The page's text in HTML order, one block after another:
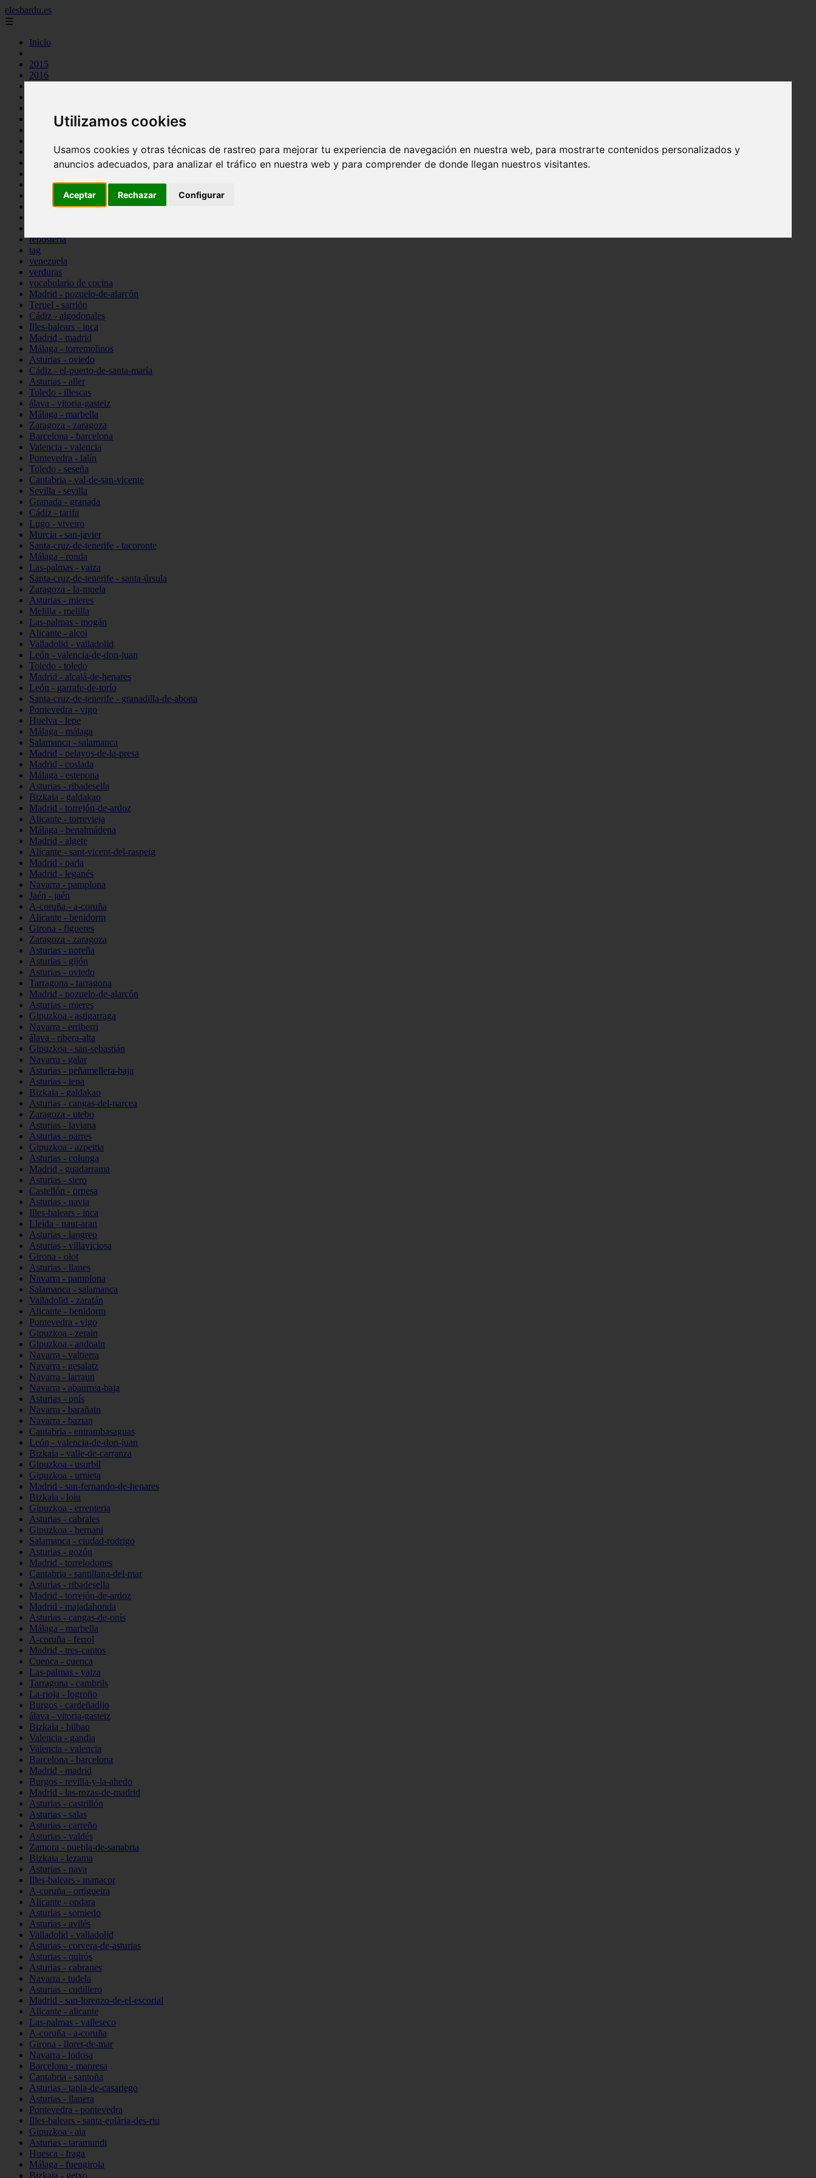
Utilizamos cookies
Usamos cookies y otras técnicas de rastreo para mejorar tu experiencia de navegación en nuestra web, para mostrarte contenidos personalizados y
anuncios adecuados, para analizar el tráfico en nuestra web y para comprender de donde llegan nuestros visitantes.
Aceptar Rechazar Configurar
elesbardu.es
☰
Inicio
2015
2016
cocina casera
espana
huevos
pescado
reposteria
tag
venezuela
verduras
vocabulario de cocina
Madrid - pozuelo-de-alarcón
Teruel - sarrión
Cádiz - algodonales
Illes-balears - inca
Madrid - madrid
Málaga - torremolinos
Asturias - oviedo
Cádiz - el-puerto-de-santa-maría
Asturias - aller
Toledo - illescas
álava - vitoria-gasteiz
Málaga - marbella
Zaragoza - zaragoza
Barcelona - barcelona
Valencia - valencia
Pontevedra - lalín
Toledo - seseña
Cantabria - val-de-san-vicente
Sevilla - sevilla
Granada - granada
Cádiz - tarifa
Lugo - viveiro
Murcia - san-javier
Santa-cruz-de-tenerife - tacoronte
Málaga - ronda
Las-palmas - yaiza
Santa-cruz-de-tenerife - santa-úrsula
Zaragoza - la-muela
Asturias - mieres
Melilla - melilla
Las-palmas - mogán
Alicante - alcoi
Valladolid - valladolid
León - valencia-de-don-juan
Toledo - toledo
Madrid - alcalá-de-henares
León - garrafe-de-torío
Santa-cruz-de-tenerife - granadilla-de-abona
Pontevedra - vigo
Huelva - lepe
Málaga - málaga
Salamanca - salamanca
Madrid - pelayos-de-la-presa
Madrid - coslada
Málaga - estepona
Asturias - ribadesella
Bizkaia - galdakao
Madrid - torrejón-de-ardoz
Alicante - torrevieja
Málaga - benalmádena
Madrid - algete
Alicante - sant-vicent-del-raspeig
Madrid - parla
Madrid - leganés
Navarra - pamplona
Jaén - jaén
A-coruña - a-coruña
Alicante - benidorm
Girona - figueres
Zaragoza - zaragoza
Asturias - noreña
Asturias - gijón
Asturias - oviedo
Tarragona - tarragona
Madrid - pozuelo-de-alarcón
Asturias - mieres
Gipuzkoa - astigarraga
Navarra - erriberri
álava - ribera-alta
Gipuzkoa - san-sebastián
Navarra - galar
Asturias - peñamellera-baja
Asturias - lena
Bizkaia - galdakao
Asturias - cangas-del-narcea
Zaragoza - utebo
Asturias - laviana
Asturias - parres
Gipuzkoa - azpeitia
Asturias - colunga
Madrid - guadarrama
Asturias - siero
Castellón - orpesa
Asturias - navia
Illes-balears - inca
Lleida - naut-aran
Asturias - langreo
Asturias - villaviciosa
Girona - olot
Asturias - llanes
Navarra - pamplona
Salamanca - salamanca
Valladolid - zaratán
Alicante - benidorm
Pontevedra - vigo
Gipuzkoa - zerain
Gipuzkoa - andoain
Navarra - valtierra
Navarra - gesalatz
Navarra - larraun
Navarra - abaurrea-baja
Asturias - onís
Navarra - barañain
Navarra - baztan
Cantabria - entrambasaguas
León - valencia-de-don-juan
Bizkaia - valle-de-carranza
Gipuzkoa - usurbil
Gipuzkoa - urnieta
Madrid - san-fernando-de-henares
Bizkaia - loiu
Gipuzkoa - errenteria
Asturias - cabrales
Gipuzkoa - hernani
Salamanca - ciudad-rodrigo
Asturias - gozón
Madrid - torrelodones
Cantabria - santillana-del-mar
Asturias - ribadesella
Madrid - torrejón-de-ardoz
Madrid - majadahonda
Asturias - cangas-de-onís
Málaga - marbella
A-coruña - ferrol
Madrid - tres-cantos
Cuenca - cuenca
Las-palmas - yaiza
Tarragona - cambrils
La-rioja - logroño
Burgos - cardeñadijo
álava - vitoria-gasteiz
Bizkaia - bilbao
Valencia - gandia
Valencia - valencia
Barcelona - barcelona
Madrid - madrid
Burgos - revilla-y-la-ahedo
Madrid - las-rozas-de-madrid
Asturias - castrillón
Asturias - salas
Asturias - carreño
Asturias - valdés
Zamora - puebla-de-sanabria
Bizkaia - lezama
Asturias - nava
Illes-balears - manacor
A-coruña - ortigueira
Alicante - ondara
Asturias - somiedo
Asturias - avilés
Valladolid - valladolid
Asturias - corvera-de-asturias
Asturias - quirós
Asturias - cabranes
Navarra - tudela
Asturias - cudillero
Madrid - san-lorenzo-de-el-escorial
Alicante - alicante
Las-palmas - valleseco
A-coruña - a-coruña
Girona - lloret-de-mar
Navarra - lodosa
Barcelona - manresa
Cantabria - santoña
Asturias - tapia-de-casariego
Asturias - llanera
Pontevedra - pontevedra
Illes-balears - santa-eulària-des-riu
Gipuzkoa - aia
Asturias - taramundi
Huesca - fraga
Málaga - fuengirola
Bizkaia - getxo